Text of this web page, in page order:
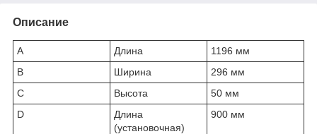
Описание
A Длина
1196 мм
B
Ширина
296 мм
C
Высота
50 мм
D
Длина
(установочная)
900 мм